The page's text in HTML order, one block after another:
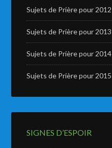
Sujets de Prière pour 2012
Sujets de Prière pour 2013
Sujets de Prière pour 2014
Sujets de Prière pour 2015
SIGNES D’ESPOIR